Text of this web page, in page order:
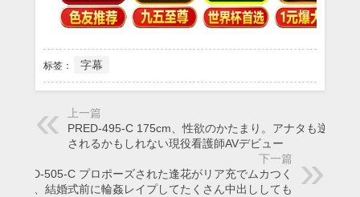
标签： 字幕
上一篇
PRED-495-C 175cm、性欲のかたまり。アナタも逆ナン
されるかもしれない現役看護師AVデビュー
下一篇
PRED-505-C プロポーズされた逢花がリア充でムカつく
から、結婚式前に輪姦レイプしてたくさん中出ししても